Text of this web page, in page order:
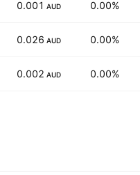
0.001 AUD 0.00%
0.026 AUD 0.00%
0.002 AUD 0.00%